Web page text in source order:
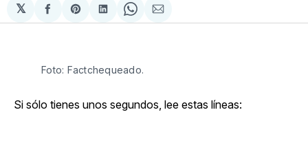
𝕏
Compartir
en
Share
on
Compartir
en
Share
on
Compartir
via
Foto: Factchequeado.
Si sólo tienes unos segundos, lee estas líneas: